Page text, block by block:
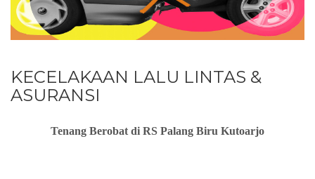
KECELAKAAN LALU LINTAS &
ASURANSI
Tenang Berobat di RS Palang Biru Kutoarjo